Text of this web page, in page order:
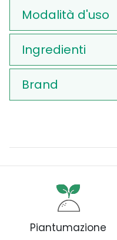
Modalità d'uso
Ingredienti
Brand
Piantumazione